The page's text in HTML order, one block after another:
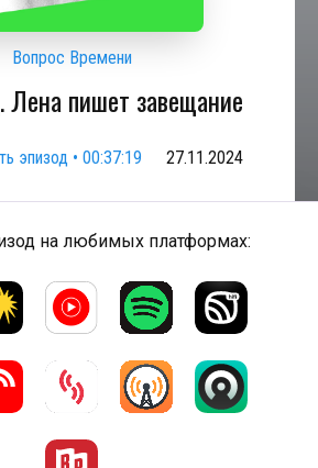
Вопрос Времени
Лена пишет завещание
эпизод • 00:37:19 27.11.2024
на любимых платформах: